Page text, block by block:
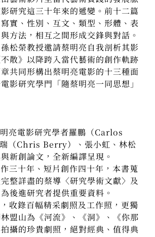
研究這三十年來的遞變。前十二篇
實、性別、互文、類型、形體、表
方法，相互之間形成交鋒與對話。
松榮教授邀請蔡明亮自我剖析其影
散》以降跨入當代藝術的創作軌跡
共同形構出蔡明亮電影的十三種面
影研究學門「隨蔡明亮一同思想」
亮電影研究學者羅鵬（Carlos
（Chris Berry）、張小虹、林松
新創論文，全新編譯呈現。
三十年、短片創作四十年，本書蒐
整詳盡的蔡導〈研究學術文獻〉及
後進研究者提供重要資料。
收錄百幅精采劇照及工作照，更獨
盟山為《河流》、《洞》、《你那
攝的珍貴劇照，絕對經典、值得典